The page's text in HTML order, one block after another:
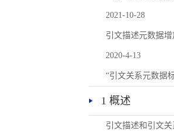
2021-10-28
引文描述元数据增
2020-4-13
“引文关系元数据
1 概述
引文描述和引文